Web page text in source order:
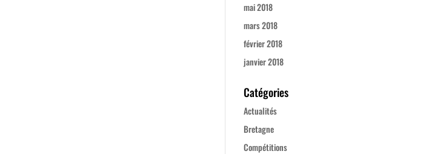
mai 2018
mars 2018
février 2018
janvier 2018
Catégories
Actualités
Bretagne
Compétitions